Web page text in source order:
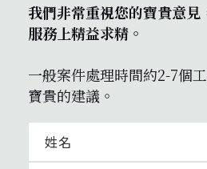
我們非常重視您的寶貴意
服務上精益求精。
一般案件處理時間約2-7個
寶貴的建議。